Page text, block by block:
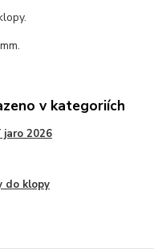
v kategoriích
jaro 2026
do klopy